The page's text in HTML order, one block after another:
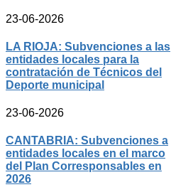
23-06-2026
LA RIOJA: Subvenciones a las
entidades locales para la
contratación de Técnicos del
Deporte municipal
23-06-2026
CANTABRIA: Subvenciones a
entidades locales en el marco
del Plan Corresponsables en
2026